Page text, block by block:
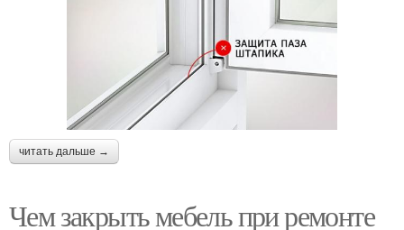
читать дальше →
Чем закрыть мебель при ремонте